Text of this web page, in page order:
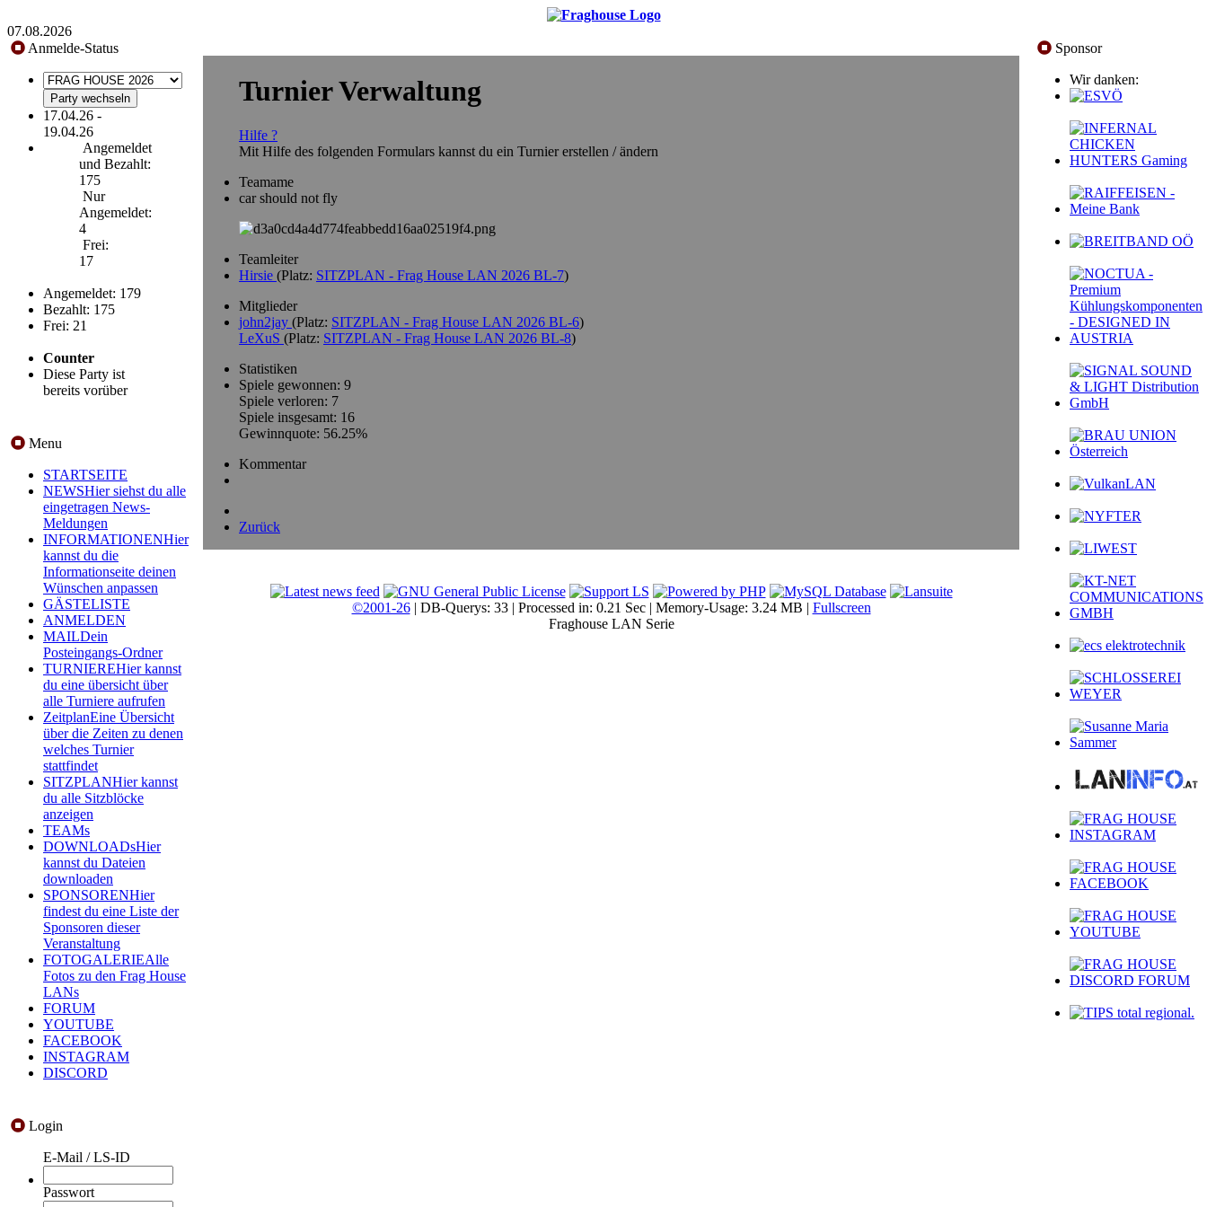
07.08.2026
Anmelde-Status
17.04.26 -
19.04.26
Angemeldet
und Bezahlt:
175
Nur
Angemeldet:
4
Frei:
17
Angemeldet: 179
Bezahlt: 175
Frei: 21
Counter
Diese Party ist
bereits vorüber
Menu
STARTSEITE
NEWSHier siehst du alle
eingetragen News-
Meldungen
INFORMATIONENHier
kannst du die
Informationseite deinen
Wünschen anpassen
GÄSTELISTE
ANMELDEN
MAILDein
Posteingangs-Ordner
TURNIEREHier kannst
du eine übersicht über
alle Turniere aufrufen
ZeitplanEine Übersicht
über die Zeiten zu denen
welches Turnier
stattfindet
SITZPLANHier kannst
du alle Sitzblöcke
anzeigen
TEAMs
DOWNLOADsHier
kannst du Dateien
downloaden
SPONSORENHier
findest du eine Liste der
Sponsoren dieser
Veranstaltung
FOTOGALERIEAlle
Fotos zu den Frag House
LANs
FORUM
YOUTUBE
FACEBOOK
INSTAGRAM
DISCORD
Login
E-Mail / LS-ID
Passwort
Turnier Verwaltung
Hilfe ?
Mit Hilfe des folgenden Formulars kannst du ein Turnier erstellen / ändern
Teamame
car should not fly
Teamleiter
Hirsie (Platz: SITZPLAN - Frag House LAN 2026 BL-7)
Mitglieder
john2jay (Platz: SITZPLAN - Frag House LAN 2026 BL-6)
LeXuS (Platz: SITZPLAN - Frag House LAN 2026 BL-8)
Statistiken
Spiele gewonnen: 9
Spiele verloren: 7
Spiele insgesamt: 16
Gewinnquote: 56.25%
Kommentar
Zurück
©2001-26| DB-Querys: 33 | Processed in: 0.21 Sec | Memory-Usage: 3.24 MB | Fullscreen
Fraghouse LAN Serie
Sponsor
Wir danken: